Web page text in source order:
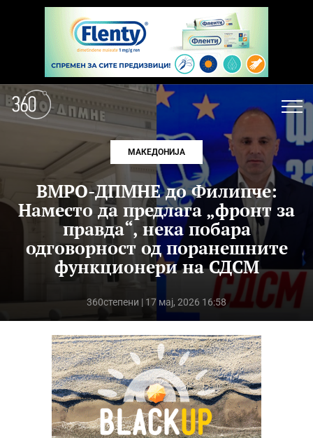
МАКЕДОНИЈА
ВМРО-ДПМНЕ до Филипче:
Наместо да предлага „фронт за
правда“, нека побара
одговорност од поранешните
функционери на СДСМ
360степени | 17 мај, 2026 16:58